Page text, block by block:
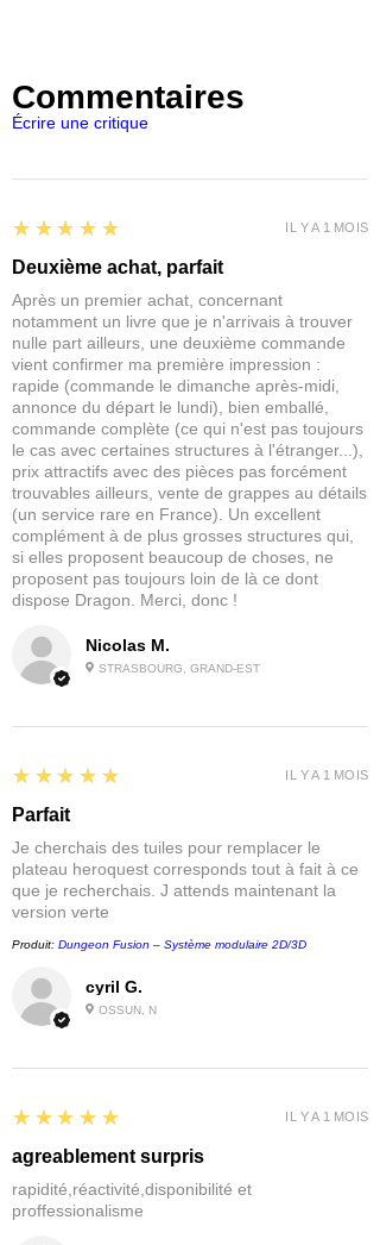
6 socles mystiques
Constituez votre armée et combattez
peintes et certaines nécessitent un
assemblage. Les exemples peints sont
AVERTISSEMENT: Ceci n’est pas un
jouet ! Recommandé aux 14 ans et plus.
Peut être nocif en cas de mastication
ou d’ingestion.
Commentaires
Écrire une critique
Nicolas M.
STRASBOURG, GRAND-EST
5
★★★★★
Deuxième achat, parfait
Après un premier achat, concernant
notamment un livre que je n'arrivais à trouver
nulle part ailleurs, une deuxième commande
vient confirmer ma première impression :
rapide (commande le dimanche après-midi,
annonce du départ le lundi), bien emballé,
commande complète (ce qui n'est pas toujours
le cas avec certaines structures à l'étranger...),
prix attractifs avec des pièces pas forcément
trouvables ailleurs, vente de grappes au détails
(un service rare en France). Un excellent
complément à de plus grosses structures qui,
si elles proposent beaucoup de choses, ne
proposent pas toujours loin de là ce dont
dispose Dragon. Merci, donc !
IL Y A 1 MOIS
cyril G.
OSSUN, N
5
★★★★★
Parfait
Je cherchais des tuiles pour remplacer le
plateau heroquest corresponds tout à fait à ce
que je recherchais. J attends maintenant la
version verte
Produit: Dungeon Fusion – Système modulaire 2D/3D
IL Y A 1 MOIS
5
★★★★★
agreablement surpris
rapidité,réactivité,disponibilité et
proffessionalisme
IL Y A 1 MOIS